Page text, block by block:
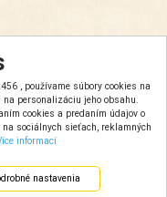
, používame súbory cookies na
personalizáciu jeho obsahu.
cookies a predaním údajov o
sociálnych sieťach, reklamných
informací
nastavenia